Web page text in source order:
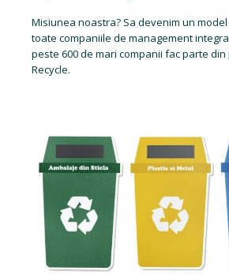
Misiunea noastra? Sa devenim un
toate companiile de management
peste 600 de mari companii fac parte
Recycle.